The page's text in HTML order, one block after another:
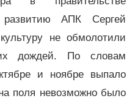
АПК Сергей
не обмолотили
дождей. По словам
и ноябре выпало
поля невозможно было